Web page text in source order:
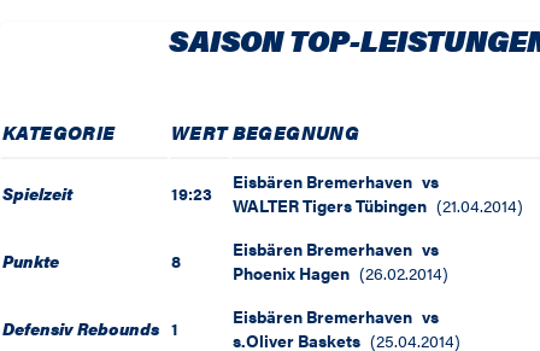
SAISON TOP-
KATEGORIE WERTBEGEGNUNG
Spielzeit 19:23 Eisbären Bremerhaven vs
WALTER Tigers Tübingen (21.04.2014)
Punkte 8 Eisbären Bremerhaven vs
Phoenix Hagen (26.02.2014)
Defensiv Rebounds 1 Eisbären Bremerhaven vs
s.Oliver Baskets (25.04.2014)